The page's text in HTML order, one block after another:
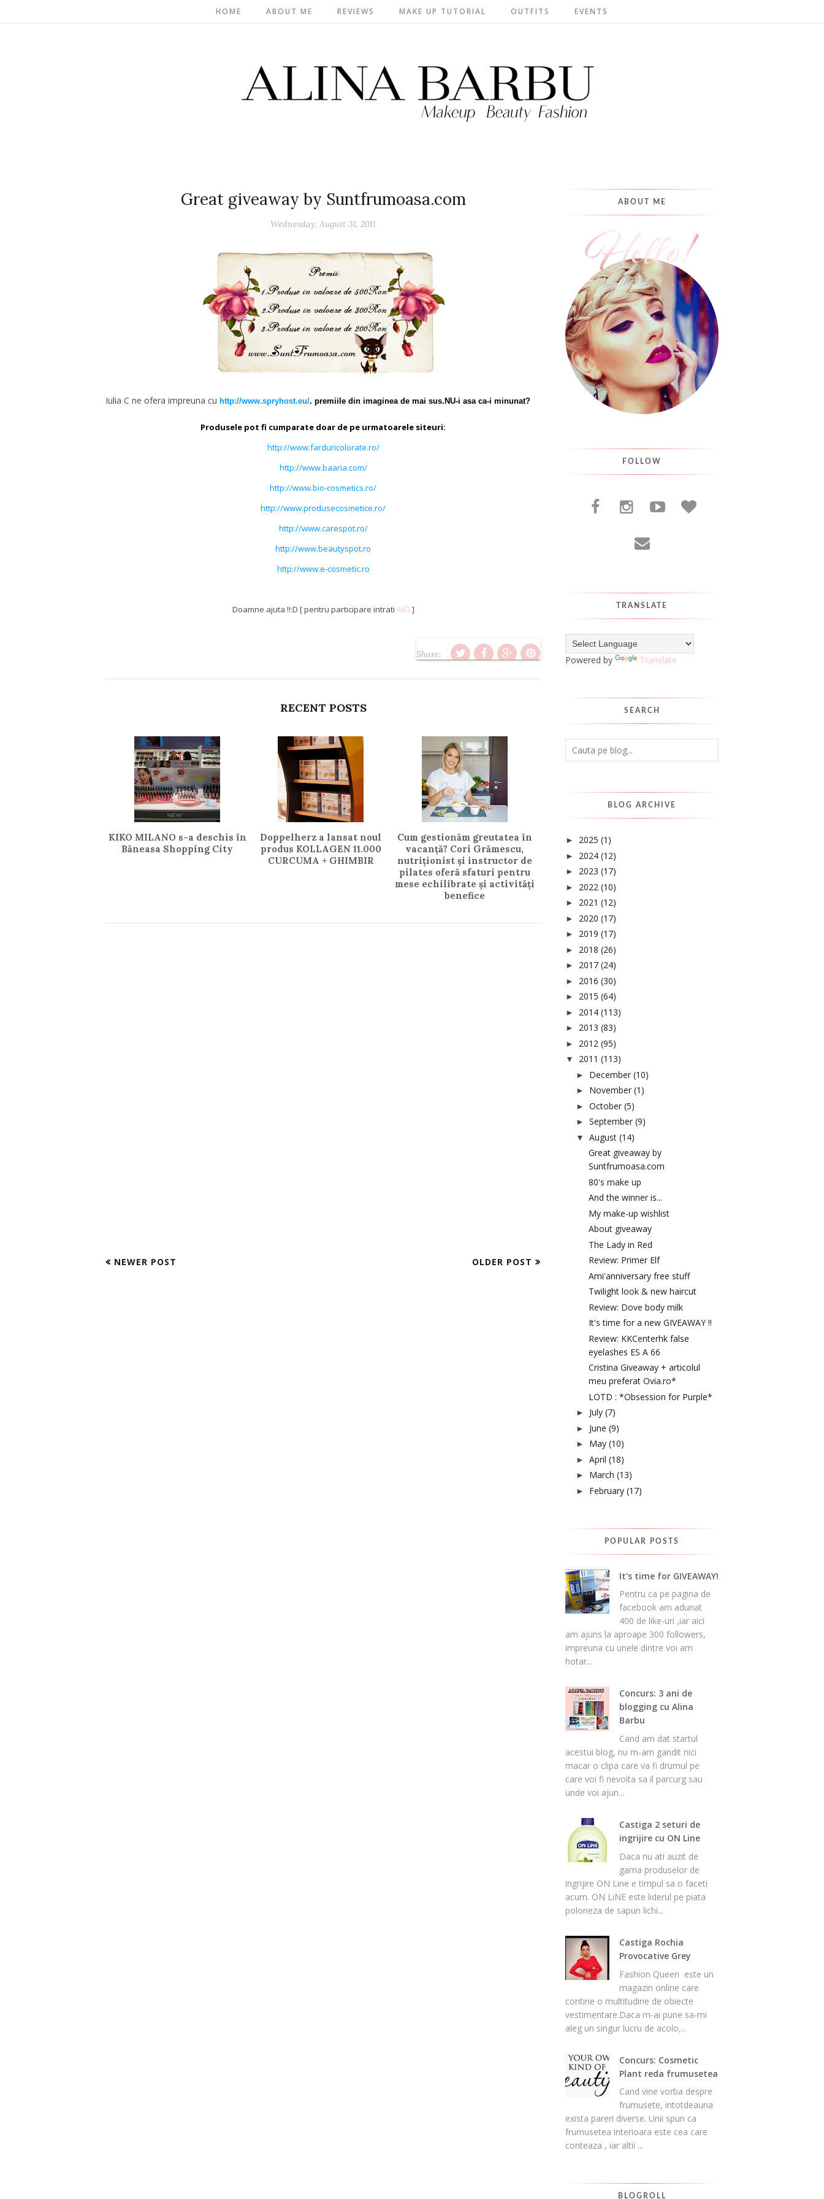
HOME ABOUT ME REVIEWS MAKE UP TUTORIAL OUTFITS EVENTS
Great giveaway by Suntfrumoasa.com
Wednesday, August 31, 2011
Iulia C ne ofera impreuna cu http://www.spryhost.eu/. premiile din imaginea de mai sus.NU-i asa ca-i minunat?
Produsele pot fi cumparate doar de pe urmatoarele siteuri:
http://www.farduricolorate.ro/
http://www.baaria.com/
http://www.bio-cosmetics.ro/
http://www.produsecosmetice.ro/
http://www.carespot.ro/
http://www.beautyspot.ro
http://www.e-cosmetic.ro
Doamne ajuta !!:D [ pentru participare intrati AICI ]
Share:
RECENT POSTS
KIKO MILANO s-a deschis în
Băneasa Shopping City
Doppelherz a lansat noul
produs KOLLAGEN 11.000
CURCUMA + GHIMBIR
Cum gestionăm greutatea în
vacanță? Cori Grămescu,
nutriționist și instructor de
pilates oferă sfaturi pentru
mese echilibrate și activități
benefice
NEWER POST OLDER POST
ABOUT ME
FOLLOW
TRANSLATE
Powered by Translate
SEARCH
BLOG ARCHIVE
► 2025 (1)
► 2024 (12)
► 2023 (17)
► 2022 (10)
► 2021 (12)
► 2020 (17)
► 2019 (17)
► 2018 (26)
► 2017 (24)
► 2016 (30)
► 2015 (64)
► 2014 (113)
► 2013 (83)
► 2012 (95)
▼ 2011 (113)
► December (10)
► November (1)
► October (5)
► September (9)
▼ August (14)
Great giveaway by
Suntfrumoasa.com
80's make up
And the winner is...
My make-up wishlist
About giveaway
The Lady in Red
Review: Primer Elf
Ami'anniversary free stuff
Twilight look & new haircut
Review: Dove body milk
It's time for a new GIVEAWAY !!
Review: KKCenterhk false
eyelashes ES A 66
Cristina Giveaway + articolul
meu preferat Ovia.ro*
LOTD : *Obsession for Purple*
► July (7)
► June (9)
► May (10)
► April (18)
► March (13)
► February (17)
POPULAR POSTS
It's time for GIVEAWAY!
Pentru ca pe pagina de
facebook am adunat
400 de like-uri ,iar aici
am ajuns la aproape 300 followers,
impreuna cu unele dintre voi am
hotar...
Concurs: 3 ani de
blogging cu Alina
Barbu
Cand am dat startul
acestui blog, nu m-am gandit nici
macar o clipa care va fi drumul pe
care voi fi nevoita sa il parcurg sau
unde voi ajun...
Castiga 2 seturi de
ingrijire cu ON Line
Daca nu ati auzit de
gama produselor de
ingrijire ON Line e timpul sa o faceti
acum. ON LiNE este liderul pe piata
poloneza de sapun lichi...
Castiga Rochia
Provocative Grey
Fashion Queen este un
magazin online care
contine o multitudine de obiecte
vestimentare.Daca m-ai pune sa-mi
aleg un singur lucru de acolo,...
Concurs: Cosmetic
Plant reda frumusetea
Cand vine vorba despre
frumusete, intotdeauna
exista pareri diverse. Unii spun ca
frumusetea interioara este cea care
conteaza , iar altii ...
BLOGROLL